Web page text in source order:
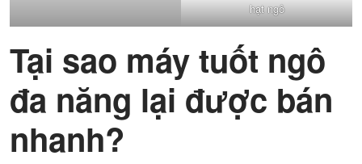
hạt ngô
Tại sao máy tuốt ngô
đa năng lại được bán
nhanh?